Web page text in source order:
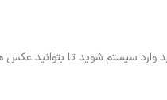
وارد سیستم شوید تا بتوانید عکس